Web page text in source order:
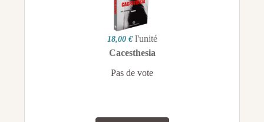
18,00 € l'unité
Cacesthesia
Pas de vote